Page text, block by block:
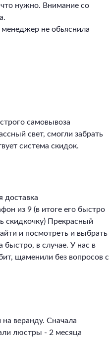
нужно. Внимание со
не обьяснила
самовывоза
свет, смогли забрать
система скидок.
доставка
из 9 (в итоге его быстро
скидкочку) Прекрасный
и посмотреть и выбрать
быстро, в случае. У нас в
щаменили без вопросов с
веранду. Сначала
люстры - 2 месяца